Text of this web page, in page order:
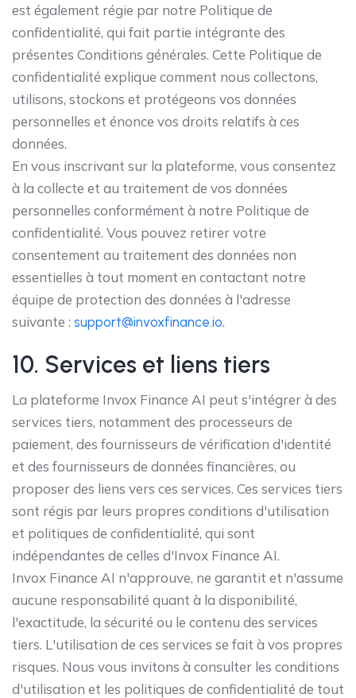
est également régie par notre Politique de
confidentialité, qui fait partie intégrante des
présentes Conditions générales. Cette Politique de
confidentialité explique comment nous collectons,
utilisons, stockons et protégeons vos données
personnelles et énonce vos droits relatifs à ces
données.
En vous inscrivant sur la plateforme, vous consentez
à la collecte et au traitement de vos données
personnelles conformément à notre Politique de
confidentialité. Vous pouvez retirer votre
consentement au traitement des données non
essentielles à tout moment en contactant notre
équipe de protection des données à l'adresse
suivante : support@invoxfinance.io.
10. Services et liens tiers
La plateforme Invox Finance AI peut s'intégrer à des
services tiers, notamment des processeurs de
paiement, des fournisseurs de vérification d'identité
et des fournisseurs de données financières, ou
proposer des liens vers ces services. Ces services tiers
sont régis par leurs propres conditions d'utilisation
et politiques de confidentialité, qui sont
indépendantes de celles d'Invox Finance AI.
Invox Finance AI n'approuve, ne garantit et n'assume
aucune responsabilité quant à la disponibilité,
l'exactitude, la sécurité ou le contenu des services
tiers. L'utilisation de ces services se fait à vos propres
risques. Nous vous invitons à consulter les conditions
d'utilisation et les politiques de confidentialité de tout